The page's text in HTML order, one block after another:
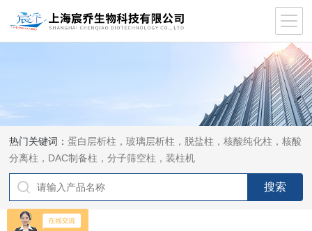
热门关键词：蛋白层析柱，玻璃层析柱，脱盐柱，核酸纯化柱，核酸
分离柱，DAC制备柱，分子筛空柱，装柱机